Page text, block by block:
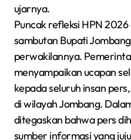
ujarnya.
Puncak refleksi HPN
sambutan Bupati
perwakilannya.
menyampaikan ucapan
kepada seluruh insan
di wilayah Jombang.
ditegaskan bahwa pers
sumber informasi yang